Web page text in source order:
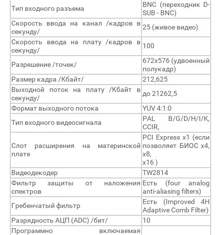
Тип входного разъема
BNC (переходник D-
SUB - BNC)
Скорость ввода на канал /кадров в
секунду/
25 (живое видео)
Скорость ввода на плату /кадров в
секунду/
100
Разрешение /точек/
672х576 (удвоенный
полукадр)
Размер кадра /Кбайт/
212,625
Выходной поток на плату /Кбайт в
секунду/
до 21262,5
Формат выходного потока
YUV 4:1:0
Тип входного видеосигнала
PAL B/G/D/H/I/K,
CCIR,
Слот расширения на материнской
плате
PCI Express x1 (если
позволяет БИОС x4,
x8,
x16 )
Видеодекодер
TW2814
Фильтр защиты от наложения
спектров
Есть (four analog
anti-aliasing filters)
Гребенчатый фильтр
Есть (Improved 4H
Adaptive Comb Filter)
Разрядность АЦП (ADC) /бит/
10
Программно включаемая